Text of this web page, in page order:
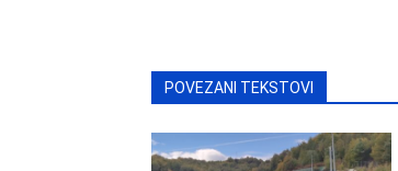
POVEZANI TEKSTOVI